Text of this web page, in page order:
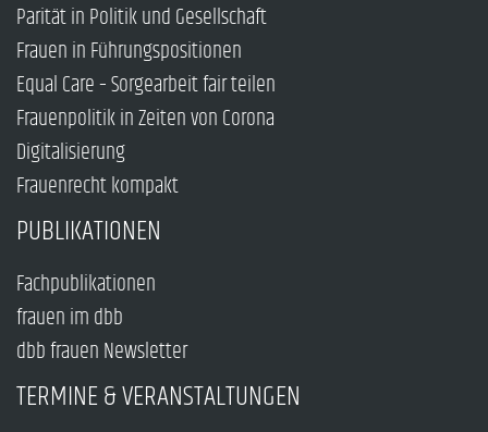
Parität in Politik und Gesellschaft
Frauen in Führungspositionen
Equal Care – Sorgearbeit fair teilen
Frauenpolitik in Zeiten von Corona
Digitalisierung
Frauenrecht kompakt
PUBLIKATIONEN
Fachpublikationen
frauen im dbb
dbb frauen Newsletter
TERMINE & VERANSTALTUNGEN